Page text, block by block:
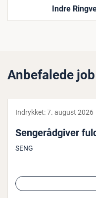
Indre
Anbefalede job
Indrykket:7. august 2026
Sen­ge­rå­d­gi­ver
SENG